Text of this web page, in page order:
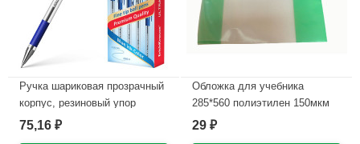
Ручка шариковая прозрачный
корпус, резиновый упор
(ErichKrause) Ультра (ULTRA)
75,16 ₽
Обложка для учебника
285*560 полиэтилен 150мкм
универсальная М арт У 285
29 ₽